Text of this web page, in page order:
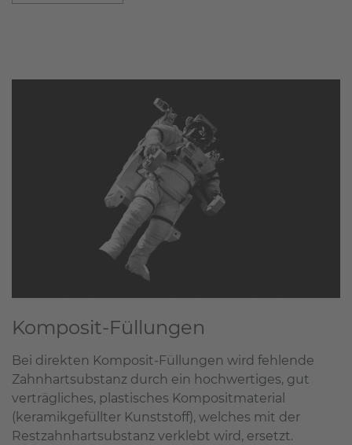
Komposit-Füllungen
Bei direkten Komposit-Füllungen wird fehlende
Zahnhartsubstanz durch ein hochwertiges, gut
verträgliches, plastisches Kompositmaterial
(keramikgefüllter Kunststoff), welches mit der
Restzahnhartsubstanz verklebt wird, ersetzt.